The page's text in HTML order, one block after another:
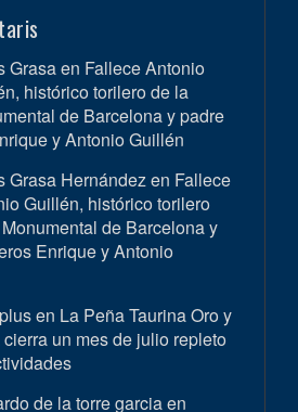
Grasa en Fallece Antonio
histórico torilero de la
de Barcelona y padre
y Antonio Guillén
Grasa Hernández en Fallece
Guillén, histórico torilero
de Barcelona y
Enrique y Antonio
en La Peña Taurina Oro y
cierra un mes de julio repleto
de la torre garcia en